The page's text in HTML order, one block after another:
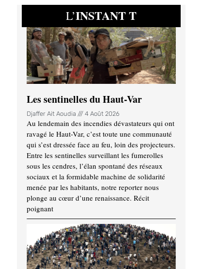
L’INSTANT T
Les sentinelles du Haut-Var
Djaffer Ait Aoudia 4 Août 2026
Au lendemain des incendies dévastateurs qui ont
ravagé le Haut-Var, c’est toute une communauté
qui s’est dressée face au feu, loin des projecteurs.
Entre les sentinelles surveillant les fumerolles
sous les cendres, l’élan spontané des réseaux
sociaux et la formidable machine de solidarité
menée par les habitants, notre reporter nous
plonge au cœur d’une renaissance. Récit
poignant